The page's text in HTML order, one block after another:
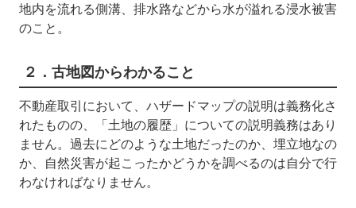
地内を流れる側溝、排水路などから水が溢れる浸水被害
のこと。
２．古地図からわかること
不動産取引において、ハザードマップの説明は義務化さ
れたものの、「土地の履歴」についての説明義務はあり
ません。過去にどのような土地だったのか、埋立地なの
か、自然災害が起こったかどうかを調べるのは自分で行
わなければなりません。